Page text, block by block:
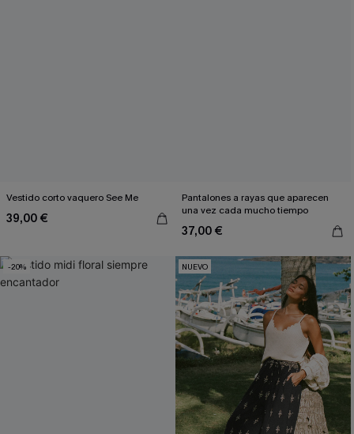
Vestido corto vaquero See Me
39,00 €
Pantalones a rayas que aparecen
una vez cada mucho tiempo
37,00 €
-20% NUEVO